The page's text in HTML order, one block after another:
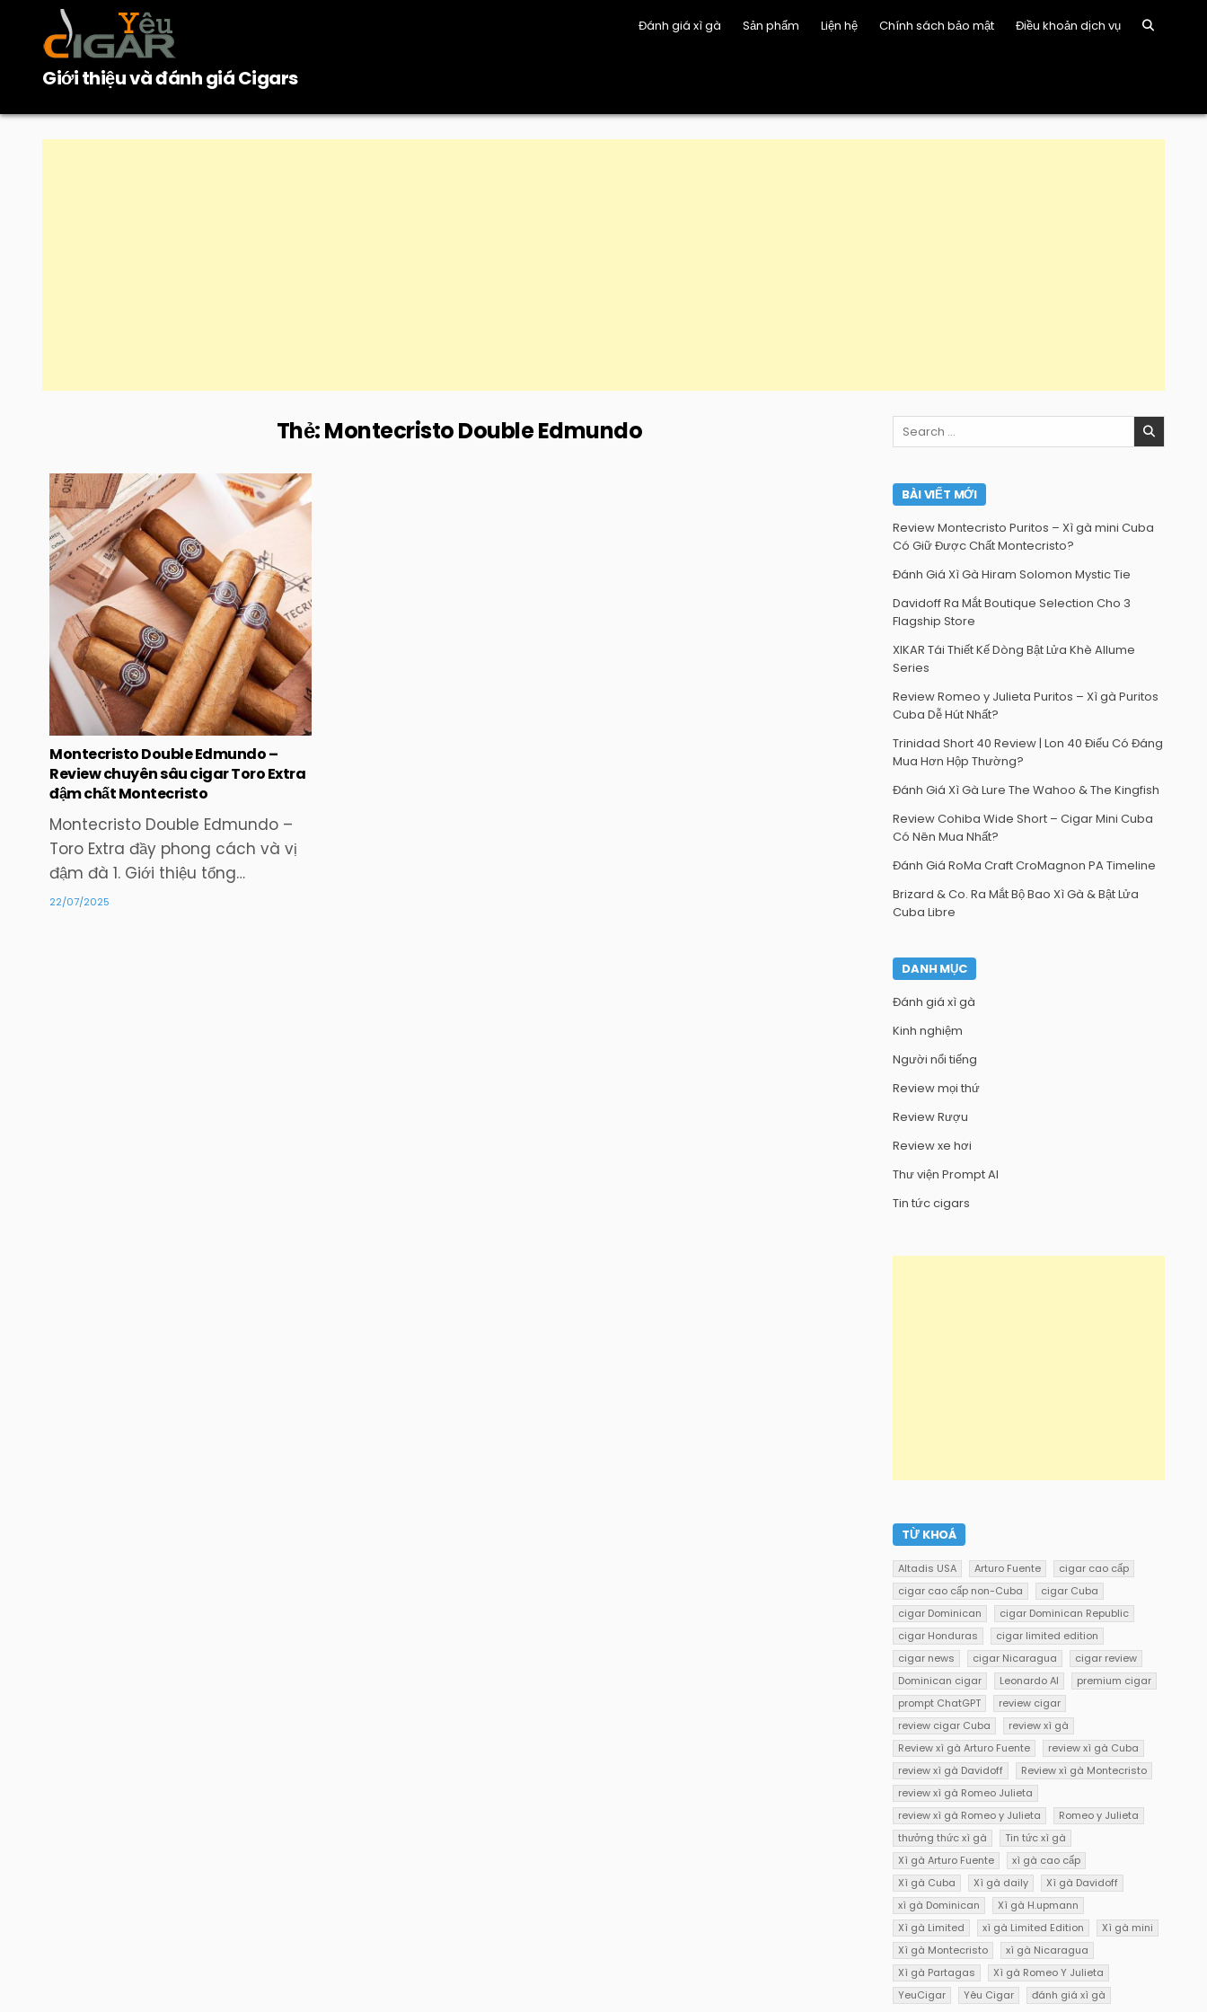
content
Giới thiệu và đánh giá Cigars
Đánh giá xì gà Sản phẩm Liện hệ Chính sách bảo mật Điều khoản dịch vụ
Thẻ:Montecristo Double Edmundo
Posted
in
Montecristo Double Edmundo –
Review chuyên sâu cigar Toro Extra
đậm chất Montecristo
Montecristo Double Edmundo –
Toro Extra đầy phong cách và vị
đậm đà 1. Giới thiệu tổng…
22/07/2025
Search
for:
BÀI VIẾT MỚI
Review Montecristo Puritos – Xì gà mini Cuba
Có Giữ Được Chất Montecristo?
Đánh Giá Xì Gà Hiram Solomon Mystic Tie
Davidoff Ra Mắt Boutique Selection Cho 3
Flagship Store
XIKAR Tái Thiết Kế Dòng Bật Lửa Khè Allume
Series
Review Romeo y Julieta Puritos – Xì gà Puritos
Cuba Dễ Hút Nhất?
Trinidad Short 40 Review | Lon 40 Điếu Có Đáng
Mua Hơn Hộp Thường?
Đánh Giá Xì Gà Lure The Wahoo & The Kingfish
Review Cohiba Wide Short – Cigar Mini Cuba
Có Nên Mua Nhất?
Đánh Giá RoMa Craft CroMagnon PA Timeline
Brizard & Co. Ra Mắt Bộ Bao Xì Gà & Bật Lửa
Cuba Libre
DANH MỤC
Đánh giá xì gà
Kinh nghiệm
Người nổi tiếng
Review mọi thứ
Review Rượu
Review xe hơi
Thư viện Prompt AI
Tin tức cigars
TỪ KHOÁ
Altadis USA Arturo Fuente
cigar cao cấp
cigar cao cấp non-Cuba
cigar Cuba
cigar Dominican
cigar Dominican Republic
cigar Honduras
cigar limited edition
cigar news
cigar Nicaragua
cigar review
Dominican cigar
Leonardo AI
premium cigar
prompt ChatGPT
review cigar
review cigar Cuba
review xì gà
Review xì gà Arturo Fuente
review xì gà Cuba
review xì gà Davidoff
Review xì gà Montecristo
review xì gà Romeo Julieta
review xì gà Romeo y Julieta
Romeo y Julieta
thưởng thức xì gà
Tin tức xì gà
Xì gà Arturo Fuente
xì gà cao cấp
Xì gà Cuba
Xì gà daily
Xì gà Davidoff
xì gà Dominican
Xì gà H.upmann
Xì gà Limited
xì gà Limited Edition
Xì gà mini
Xì gà Montecristo
xì gà Nicaragua
Xì gà Partagas
Xì gà Romeo Y Julieta
YeuCigar
Yêu Cigar đánh giá xì gà